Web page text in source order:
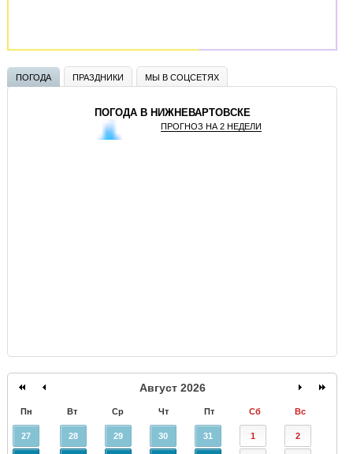
ПОГОДА ПРАЗДНИКИ МЫ В СОЦСЕТЯХ
ПОГОДА В НИЖНЕВАРТОВСКЕ
ПРОГНОЗ НА 2 НЕДЕЛИ
Август 2026
Пн Вт Ср Чт Пт Сб Вс
27 28 29 30 31 1 2